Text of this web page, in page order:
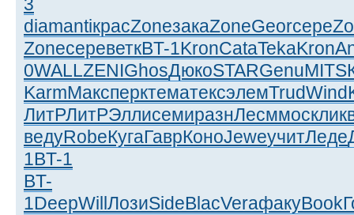
diamantiкрасZoneзакаZoneGeorсере
ZoneсереветкBT-1KronCataTekaKron
0WALLZENIGhosДюкоSTARGenuMITS
KarmМаксперктематексэлемTrudWind
ЛитРЛитРЭллисемиразнЛесммоск
ведуRobeКугаГаврКоноJeweучитЛеде
1BT-1
BT-
1DeepWillЛозиSideBlacVeraфакуBook